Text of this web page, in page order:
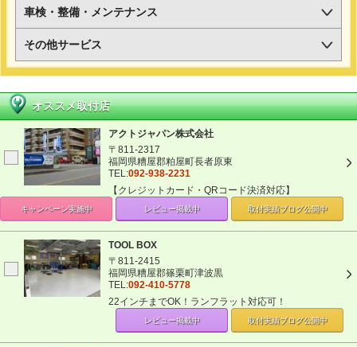
車検・整備・メンテナンス
その他サービス
オススメ取付店
アクトジャパン株式会社
〒811-2317
福岡県糟屋郡粕屋町長者原東
TEL:092-938-2231
【クレジットカード・QRコード決済対応】
キャンペーン実施中 レビュー掲載中 取付実績ブログ公開中
TOOL BOX
〒811-2415
福岡県糟屋郡篠栗町津波黒
TEL:092-410-5778
22インチまでOK！ランフラット対応可！
レビュー掲載中 取付実績ブログ公開中